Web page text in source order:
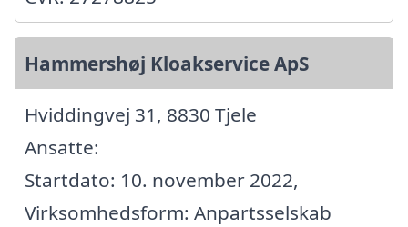
Hammershøj Kloakservice ApS
Hviddingvej 31, 8830 Tjele
Ansatte:
Startdato: 10. november 2022,
Virksomhedsform: Anpartsselskab